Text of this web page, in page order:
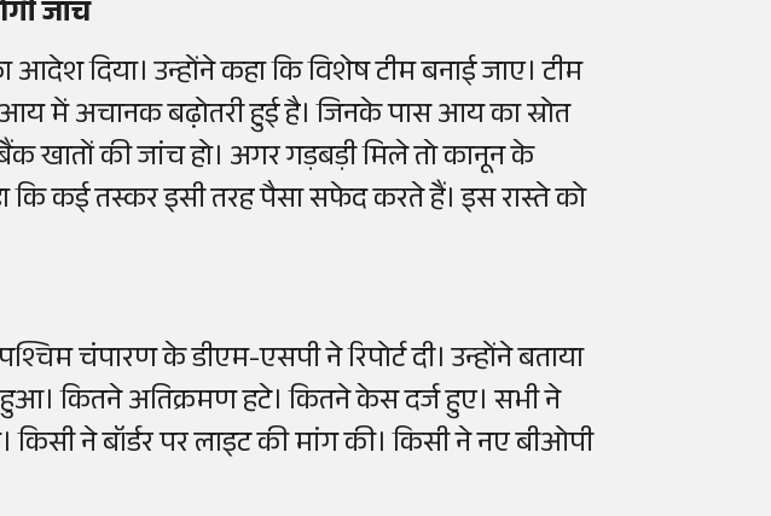
जांच
आदेश दिया। उन्होंने कहा कि विशेष टीम बनाई जाए। टीम
आय में अचानक बढ़ोतरी हुई है। जिनके पास आय का स्रोत
खातों की जांच हो। अगर गड़बड़ी मिले तो कानून के
कि कई तस्कर इसी तरह पैसा सफेद करते हैं। इस रास्ते को
चंपारण के डीएम-एसपी ने रिपोर्ट दी। उन्होंने बताया
कितने अतिक्रमण हटे। कितने केस दर्ज हुए। सभी ने
ने बॉर्डर पर लाइट की मांग की। किसी ने नए बीओपी